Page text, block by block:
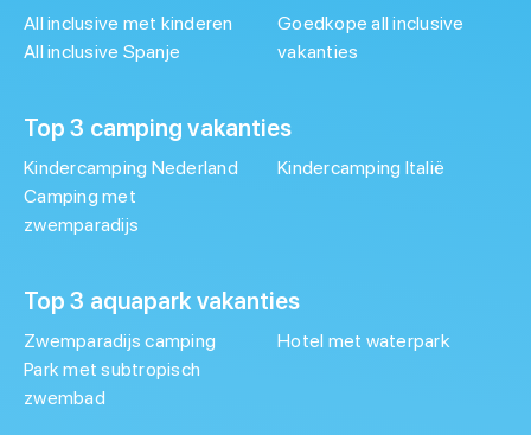
All inclusive met kinderen
All inclusive Spanje
Goedkope all inclusive
vakanties
Top 3 camping vakanties
Kindercamping Nederland
Camping met
zwemparadijs
Kindercamping Italië
Top 3 aquapark vakanties
Zwemparadijs camping
Park met subtropisch
zwembad
Hotel met waterpark